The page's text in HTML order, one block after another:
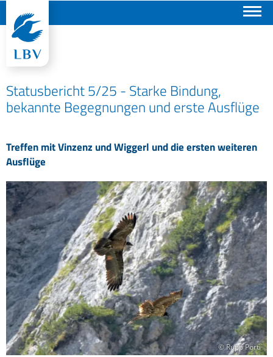
Statusbericht 5/25 - Starke Bindung,
bekannte Begegnungen und erste Ausflüge
Treffen mit Vinzenz und Wiggerl und die ersten weiteren
Ausflüge
© Rupp Porti